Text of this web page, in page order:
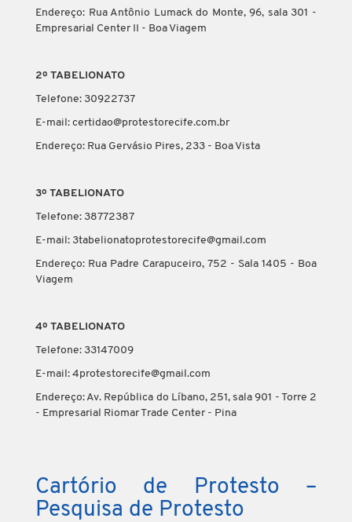
Endereço: Rua Antônio Lumack do Monte, 96, sala 301 -
Empresarial Center II - Boa Viagem
2º TABELIONATO
Telefone: 30922737
E-mail: certidao@protestorecife.com.br
Endereço: Rua Gervásio Pires, 233 - Boa Vista
3º TABELIONATO
Telefone: 38772387
E-mail: 3tabelionatoprotestorecife@gmail.com
Endereço: Rua Padre Carapuceiro, 752 - Sala 1405 - Boa
Viagem
4º TABELIONATO
Telefone: 33147009
E-mail: 4protestorecife@gmail.com
Endereço: Av. República do Líbano, 251, sala 901 - Torre 2
- Empresarial Riomar Trade Center - Pina
Cartório de Protesto –
Pesquisa de Protesto